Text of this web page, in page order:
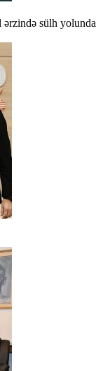
sülh yolunda